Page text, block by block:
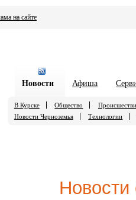
на сайте
Новости Афиша
В Курске Общество
Новости Черноземья
Технологии
Новости